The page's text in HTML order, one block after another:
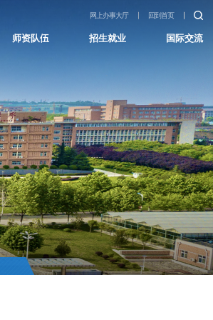
网上办事大厅 回到首页
师资队伍 招生就业 国际交流